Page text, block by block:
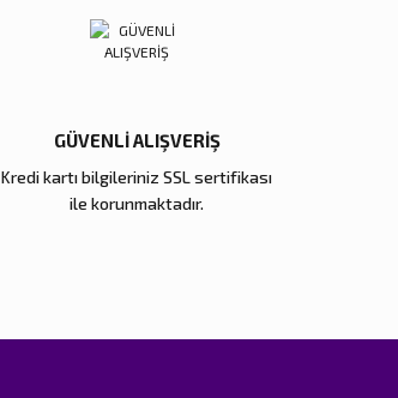
GÜVENLİ ALIŞVERİŞ
Kredi kartı bilgileriniz SSL sertifikası
ile korunmaktadır.